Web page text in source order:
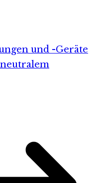
und -Geräte